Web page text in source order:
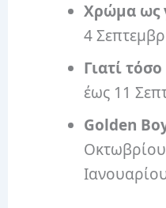
Χρώμα ως
4
Γιατί
έως 11
Golden